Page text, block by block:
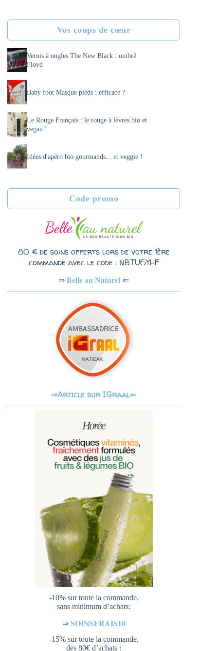
Vos coups de cœur
Vernis à ongles The New Black : ombré
Floyd
Baby foot Masque pieds : efficace ?
Le Rouge Français : le rouge à lèvres bio et
vegan !
Idées d'apéro bio gourmands... et veggie !
Code promo
80 € de soins offerts lors de votre 1ère
commande avec le code : NBTU6YHF
⇒Belle au Naturel ⇐
⇒Article sur IGraal⇐
-10% sur toute la commande,
sans minimum d’achats:
⇒ SOINSFRAIS10
-15% sur toute la commande,
dès 80€ d’achats :